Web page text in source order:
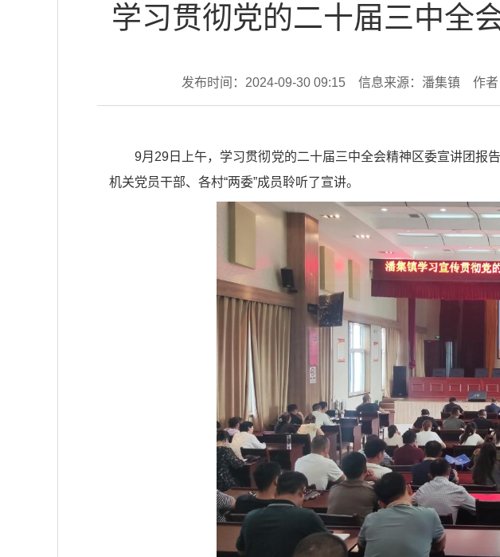
学习贯彻党的二十届三中全
发布时间：2024-09-30 09:15 信息来源：潘集镇 作
9月29日上午，学习贯彻党的二十届三中全会精神区委宣讲团报
机关党员干部、各村“两委”成员聆听了宣讲。